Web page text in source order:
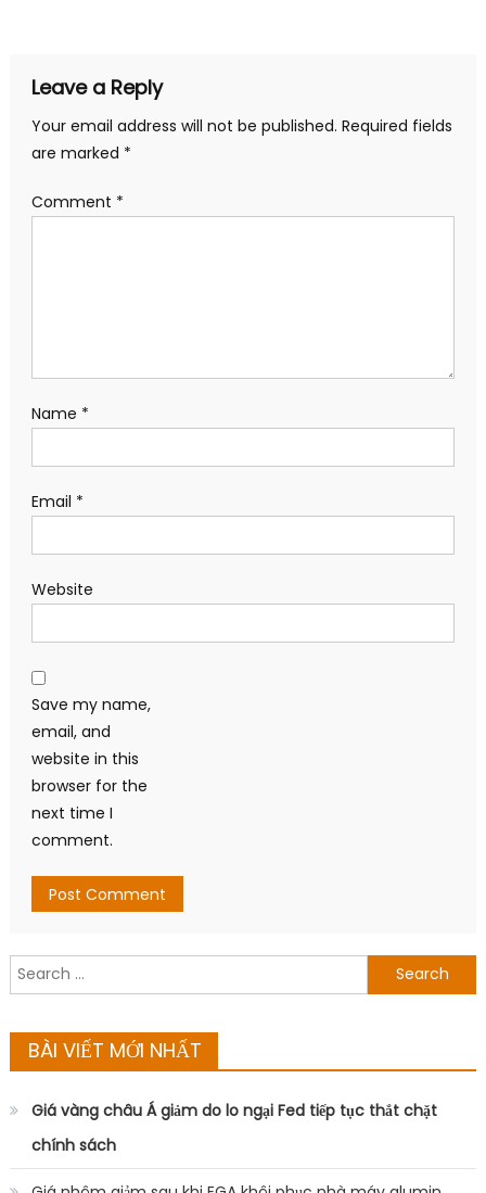
Leave a Reply
Your email address will not be published. Required fields
are marked *
Comment *
Name *
Email *
Website
Save my name,
email, and
website in this
browser for the
next time I
comment.
Search
for:
BÀI VIẾT MỚI NHẤT
Giá vàng châu Á giảm do lo ngại Fed tiếp tục thắt chặt
chính sách